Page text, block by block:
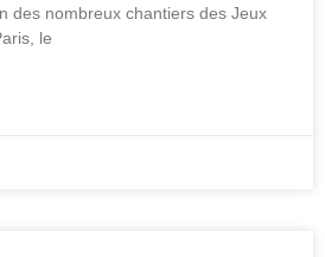
des nombreux chantiers des Jeux
le